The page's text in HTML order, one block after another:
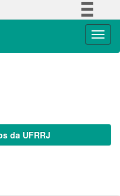
da UFRRJ